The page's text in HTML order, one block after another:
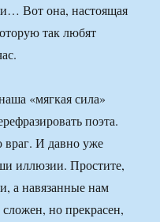
Вот она, настоящая
так любят
«мягкая сила»
поэта.
враг. И давно уже
иллюзии. Простите,
а навязанные нам
но прекрасен,